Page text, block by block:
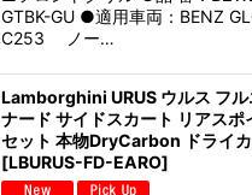
GTBK-GU ●適用車両：BENZ
C253 ノー…
Lamborghini URUS ウルス フル
ナード サイドスカート リアスポ
セット 本物DryCarbon ドライ
[LBURUS-FD-EARO]